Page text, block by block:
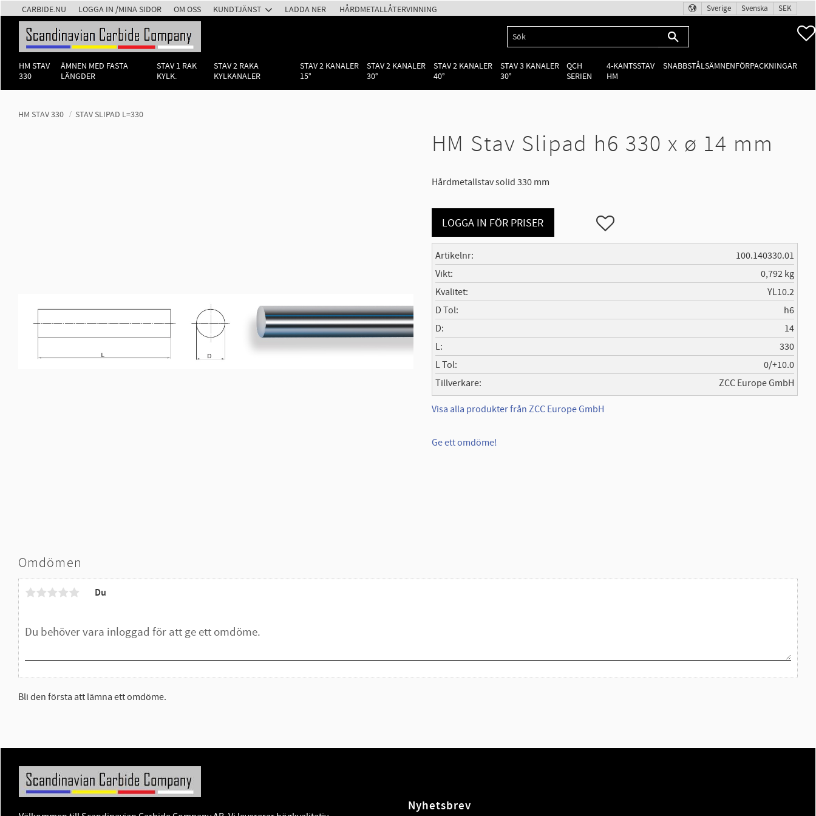
CARBIDE.NU LOGGA IN /MINA SIDOR OM OSS KUNDTJÄNST LADDA NER HÅRDMETALLÅTERVINNING Sverige Svenska SEK
HM STAV
330
ÄMNEN MED FASTA
LÄNGDER
STAV 1 RAK
KYLK.
STAV 2 RAKA
KYLKANALER
STAV 2 KANALER
15°
STAV 2 KANALER
30°
STAV 2 KANALER
40°
STAV 3 KANALER
30°
QCH
SERIEN
4-KANTSSTAV
HM
SNABBSTÅLSÄMNENFÖRPACKNINGAR
HM STAV 330 STAV SLIPAD L=330
HM Stav Slipad h6 330 x ø 14 mm
Hårdmetallstav solid 330 mm
LOGGA IN FÖR PRISER Lägg till i favoriter
Artikelnr
100.140330.01
Vikt
0,792 kg
Kvalitet
YL10.2
D Tol
h6
D
14
L
330
L Tol
0/+10.0
Tillverkare
ZCC Europe GmbH
Visa alla produkter från ZCC Europe GmbH
Ge ett omdöme!
Omdömen
Du
Bli den första att lämna ett omdöme.
Nyhetsbrev